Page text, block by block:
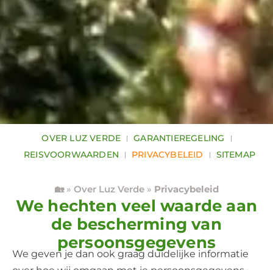
OVER LUZ VERDE
GARANTIEREGELING
REISVOORWAARDEN
PRIVACYBELEID SITEMAP
🏡» Over Luz Verde» Privacybeleid
We hechten veel waarde aan
de bescherming van
persoonsgegevens
We geven je dan ook graag duidelijke informatie